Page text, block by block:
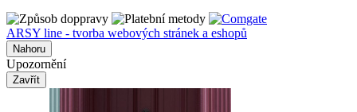
ARSY line - tvorba webových stránek a eshopů
Nahoru
Upozornění
Zavřít